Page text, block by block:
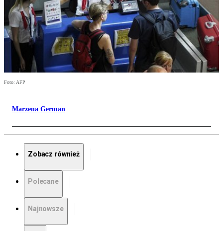
Foto: AFP
Marzena German
Zobacz również
Polecane
Najnowsze